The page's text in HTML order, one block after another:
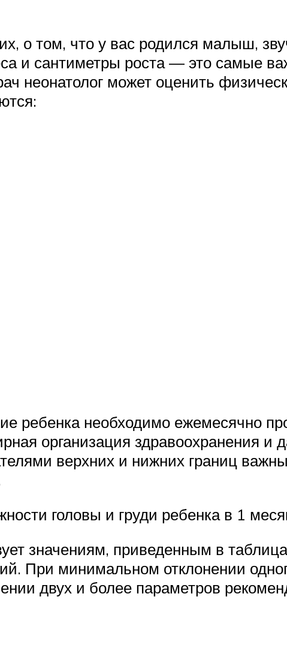
о том, что у вас родился малыш,
и сантиметры роста — это самые
неонатолог может оценить
ребенка необходимо ежемесячно
организация здравоохранения и
верхних и нижних границ
головы и груди ребенка в 1
значениям, приведенным в
При минимальном отклонении
двух и более параметров